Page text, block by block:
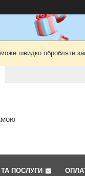
швидко обробляти
ПОСЛУГИ